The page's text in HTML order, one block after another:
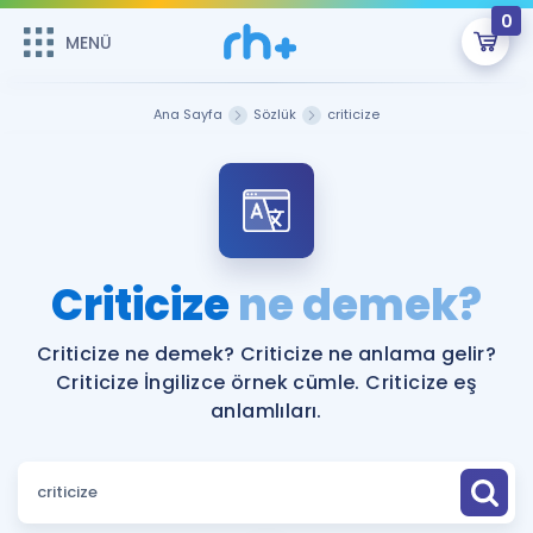
MENÜ
0
ÜYE DEĞİLİM
Sepetin Şu An Boş.
Remzi Hoca ile seni sınava hazırlayacak onlarca eğitim seni
bekliyor!
MENÜ
Faydalı Araçlar
Sözlük
Hakkımızda
Ana Sayfa Sözlük criticize
Criticizene demek?
Criticize ne demek? Criticize ne anlama gelir?
Criticize İngilizce örnek cümle. Criticize eş
anlamlıları.